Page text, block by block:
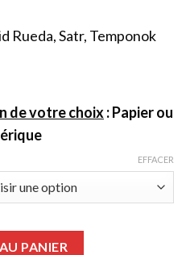
Rueda, Satr, Temponok
de votre choix: Papier ou
EFFACER
PANIER